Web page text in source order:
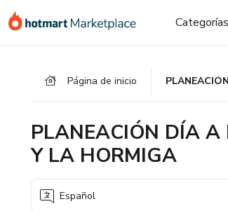
Categorías
Página de inicio
PLANEACIÓN DÍA
Y LA HORMIGA
Español